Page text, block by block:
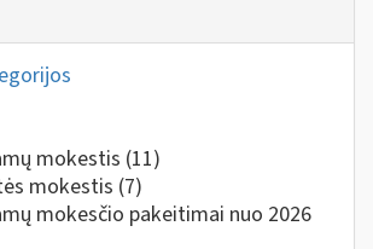
mokestis (11)
mokestis (7)
mokesčio pakeitimai nuo 2026